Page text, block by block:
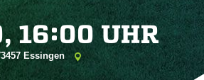
  
Essingen